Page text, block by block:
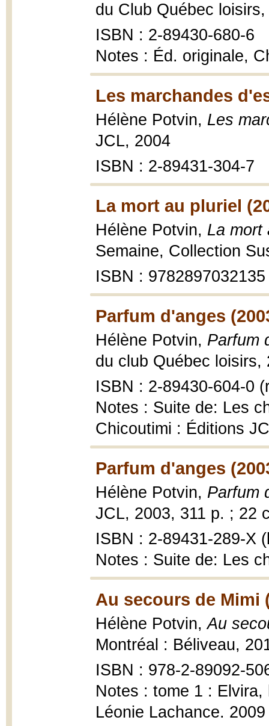
du Club Québec
ISBN : 2-89430-680-6
Notes : Éd. originale,
Les marchandes
Hélène Potvin, Les
JCL, 2004
ISBN : 2-89431-304-7
La mort au pluriel
Hélène Potvin, La mort
Semaine, Collection
ISBN : 9782897032135
Parfum d'anges
Hélène Potvin, Parfum
du club Québec loisirs,
ISBN : 2-89430-604-0
Notes : Suite de: Les
Chicoutimi : Éditions
Parfum d'anges
Hélène Potvin, Parfum
JCL, 2003, 311 p. ; 22
ISBN : 2-89431-289-X
Notes : Suite de: Les
Au secours de Mimi
Hélène Potvin,Au
Montréal : Béliveau,
ISBN : 978-2-89092-
Notes : tome 1 :
Léonie Lachance. 2009